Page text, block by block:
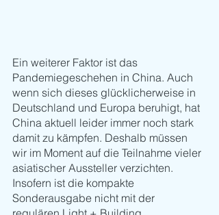
Ein weiterer Faktor ist das
Pandemiegeschehen in China. Auch
wenn sich dieses glücklicherweise in
Deutschland und Europa beruhigt, hat
China aktuell leider immer noch stark
damit zu kämpfen. Deshalb müssen
wir im Moment auf die Teilnahme vieler
asiatischer Aussteller verzichten.
Insofern ist die kompakte
Sonderausgabe nicht mit der